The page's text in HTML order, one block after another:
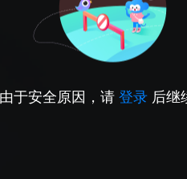
由于安全原因，请 登录 后继